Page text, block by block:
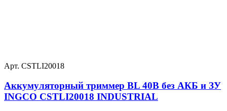
Арт. CSTLI20018
Аккумуляторный триммер BL 40В без АКБ и ЗУ
INGCO CSTLI20018 INDUSTRIAL